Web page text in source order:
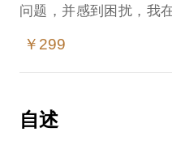
问题，并感到困扰，我
我将与你分享的内容包括
企业融资；
综合投行业务；
￥299
自述